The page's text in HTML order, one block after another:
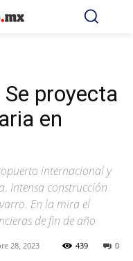
proyecta
en
internacional y
Intensa construcción
En la mira el
de fin de año
28, 2023 0
439